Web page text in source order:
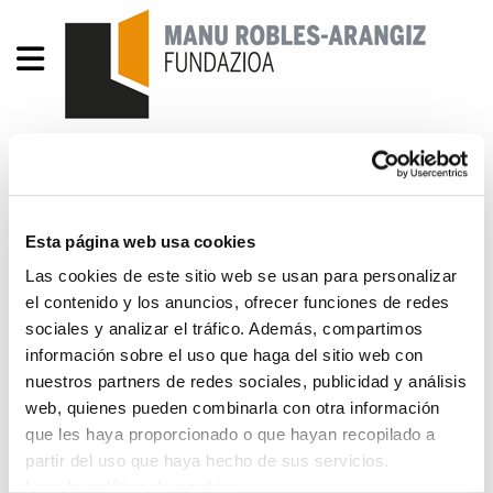
Esta página web usa cookies
Las cookies de este sitio web se usan para personalizar
el contenido y los anuncios, ofrecer funciones de redes
sociales y analizar el tráfico. Además, compartimos
información sobre el uso que haga del sitio web con
nuestros partners de redes sociales, publicidad y análisis
web, quienes pueden combinarla con otra información
que les haya proporcionado o que hayan recopilado a
partir del uso que haya hecho de sus servicios.
DOCUMENTO: Por una
política industrial de y
para la clase trabajadora
Politica Industrial Por y Para Clase Trabajadora.pdf
10.6 MB
La industria es imprescindible para el bienestar
colectivo, pero necesita otras políticas para que
esto sea una realidad. Con esta premisa, el